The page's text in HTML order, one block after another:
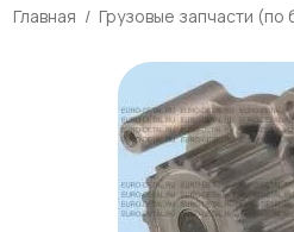
Главная Грузовые запчасти (по